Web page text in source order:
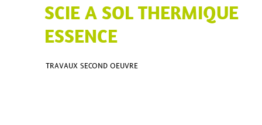
SCIE A SOL THERMIQUE
ESSENCE
TRAVAUX SECOND OEUVRE